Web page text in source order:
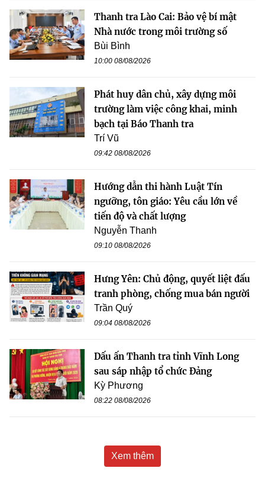
Thanh tra Lào Cai: Bảo vệ bí mật
Nhà nước trong môi trường số
Bùi Bình
10:00 08/08/2026
Phát huy dân chủ, xây dựng môi
trường làm việc công khai, minh
bạch tại Báo Thanh tra
Trí Vũ
09:42 08/08/2026
Hướng dẫn thi hành Luật Tín
ngưỡng, tôn giáo: Yêu cầu lớn về
tiến độ và chất lượng
Nguyễn Thanh
09:10 08/08/2026
Hưng Yên: Chủ động, quyết liệt đấu
tranh phòng, chống mua bán người
Trần Quý
09:04 08/08/2026
Dấu ấn Thanh tra tỉnh Vĩnh Long
sau sáp nhập tổ chức Đảng
Kỳ Phương
08:22 08/08/2026
Xem thêm